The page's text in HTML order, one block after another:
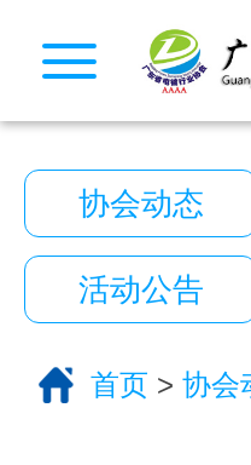
协会动态
活动公告
首页 > 协会
CopyRight © 2026
一键拨号
CopyRight 2026 All
10222390号
技术支持:艾迪品牌策
服务分类